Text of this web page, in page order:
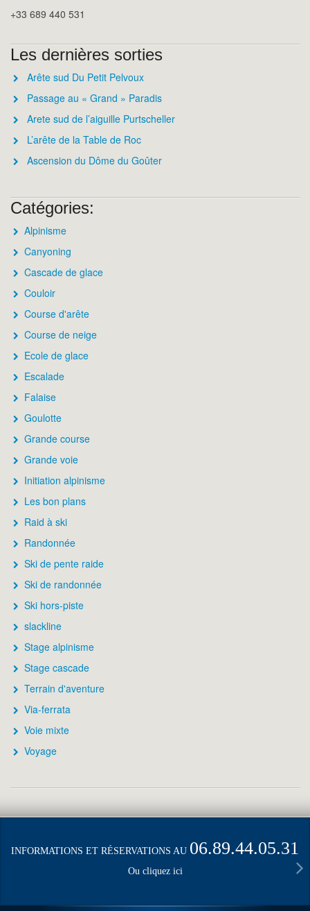
+33 689 440 531
Les dernières sorties
Arête sud Du Petit Pelvoux
Passage au « Grand » Paradis
Arete sud de l’aiguille Purtscheller
L’arête de la Table de Roc
Ascension du Dôme du Goûter
Catégories:
Alpinisme
Canyoning
Cascade de glace
Couloir
Course d'arête
Course de neige
Ecole de glace
Escalade
Falaise
Goulotte
Grande course
Grande voie
Initiation alpinisme
Les bon plans
Raid à ski
Randonnée
Ski de pente raide
Ski de randonnée
Ski hors-piste
slackline
Stage alpinisme
Stage cascade
Terrain d'aventure
Via-ferrata
Voie mixte
Voyage
INFORMATIONS ET RÉSERVATIONS AU 06.89.44.05.31
Ou cliquez ici